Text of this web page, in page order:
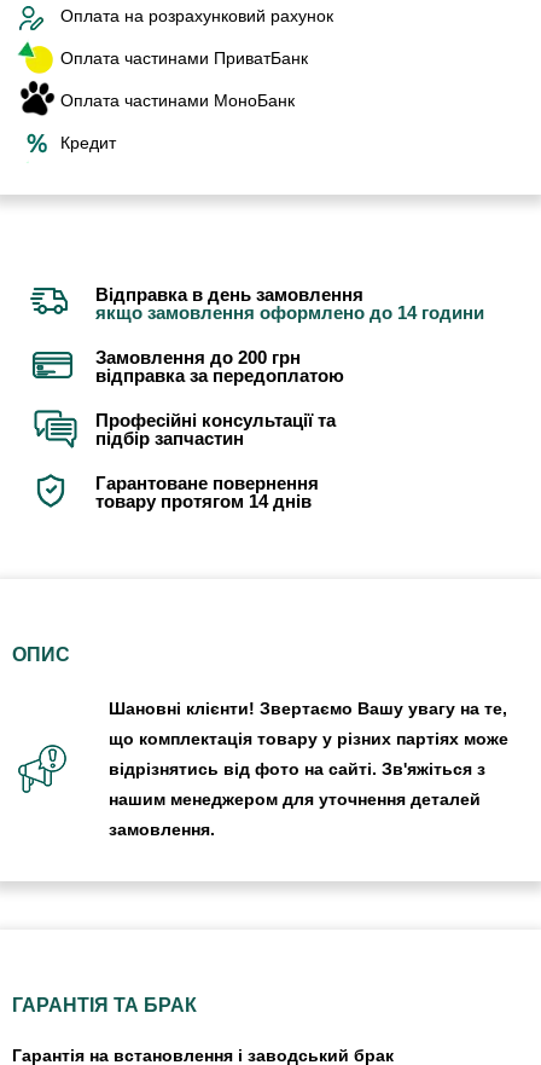
Оплата на розрахунковий рахунок
Оплата частинами ПриватБанк
Оплата частинами МоноБанк
Кредит
Відправка в день замовлення
якщо замовлення оформлено до 14 години
Замовлення до 200 грн
відправка за передоплатою
Професійні консультації та
підбір запчастин
Гарантоване повернення
товару протягом 14 днів
ОПИС
Шановні клієнти! Звертаємо Вашу увагу на те,
що комплектація товару у різних партіях може
відрізнятись від фото на сайті. Зв'яжіться з
нашим менеджером для уточнення деталей
замовлення.
ГАРАНТІЯ ТА БРАК
Гарантія на встановлення і заводський брак